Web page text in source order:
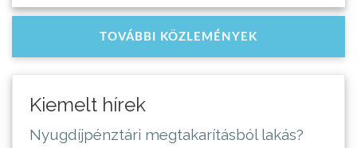
TOVÁBBI KÖZLEMÉNYEK
Kiemelt hírek
Nyugdíjpénztári megtakarításból lakás?